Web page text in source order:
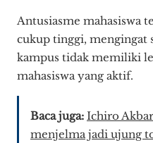
Antusiasme mahasiswa
cukup tinggi, mengingat
kampus tidak memiliki
mahasiswa yang aktif.
Baca juga: Ichiro
menjelma jadi ujung